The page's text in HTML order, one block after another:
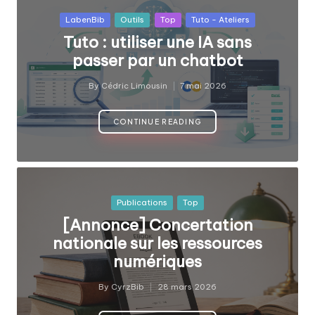
b
Posted
LabenBib Outils Top Tuto - Ateliers
Tuto : utiliser une IA sans
passer par un chatbot
Posted
by
ByCédric Limousin 7 mai 2026
CONTINUE READING
Posted
Publications Top
[Annonce] Concertation
nationale sur les ressources
numériques
Posted
By CyrzBib 28 mars 2026